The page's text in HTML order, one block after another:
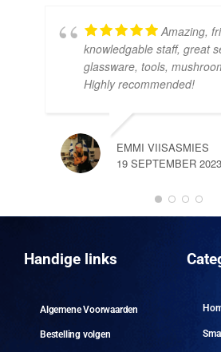
Amazing,
knowledgable staff, great
glassware, tools,
Highly recommended!
EMMI VIISASMIES
19 SEPTEMBER 2023
Handige links
Algemene Voorwaarden
Bestelling volgen